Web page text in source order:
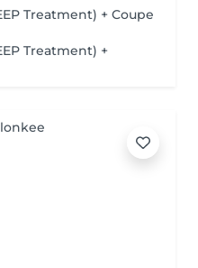
Treatment) + Coupe
Treatment) +